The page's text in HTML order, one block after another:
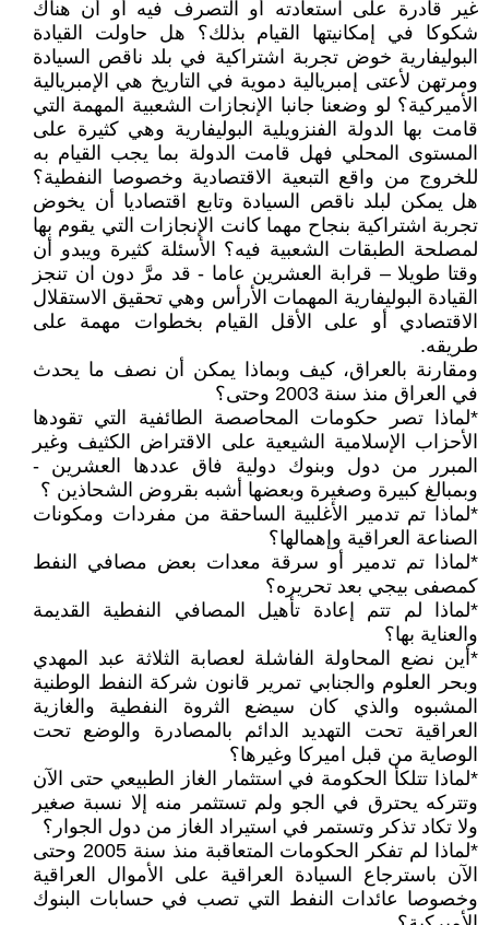
غير قادرة على استعادته أو التصرف فيه أو أن هناك
شكوكا في إمكانيتها القيام بذلك؟ هل حاولت القيادة
البوليفارية خوض تجربة اشتراكية في بلد ناقص السيادة
ومرتهن لأعتى إمبريالية دموية في التاريخ هي الإمبريالية
الأميركية؟ لو وضعنا جانبا الإنجازات الشعبية المهمة التي
قامت بها الدولة الفنزويلية البوليفارية وهي كثيرة على
المستوى المحلي فهل قامت الدولة بما يجب القيام به
للخروج من واقع التبعية الاقتصادية وخصوصا النفطية؟
هل يمكن لبلد ناقص السيادة وتابع اقتصاديا أن يخوض
تجربة اشتراكية بنجاح مهما كانت الإنجازات التي يقوم بها
لمصلحة الطبقات الشعبية فيه؟ الأسئلة كثيرة ويبدو أن
وقتا طويلا – قرابة العشرين عاما - قد مرَّ دون ان تنجز
القيادة البوليفارية المهمات الأرأس وهي تحقيق الاستقلال
الاقتصادي أو على الأقل القيام بخطوات مهمة على
طريقه.
ومقارنة بالعراق، كيف وبماذا يمكن أن نصف ما يحدث
في العراق منذ سنة 2003 وحتى؟
*لماذا تصر حكومات المحاصصة الطائفية التي تقودها
الأحزاب الإسلامية الشيعية على الاقتراض الكثيف وغير
المبرر من دول وبنوك دولية فاق عددها العشرين -
وبمبالغ كبيرة وصغيرة وبعضها أشبه بقروض الشحاذين ؟
*لماذا تم تدمير الأغلبية الساحقة من مفردات ومكونات
الصناعة العراقية وإهمالها؟
*لماذا تم تدمير أو سرقة معدات بعض مصافي النفط
كمصفى بيجي بعد تحريره؟
*لماذا لم تتم إعادة تأهيل المصافي النفطية القديمة
والعناية بها؟
*أين نضع المحاولة الفاشلة لعصابة الثلاثة عبد المهدي
وبحر العلوم والجنابي تمرير قانون شركة النفط الوطنية
المشبوه والذي كان سيضع الثروة النفطية والغازية
العراقية تحت التهديد الدائم بالمصادرة والوضع تحت
الوصاية من قبل اميركا وغيرها؟
*لماذا تتلكأ الحكومة في استثمار الغاز الطبيعي حتى الآن
وتتركه يحترق في الجو ولم تستثمر منه إلا نسبة صغير
ولا تكاد تذكر وتستمر في استيراد الغاز من دول الجوار؟
*لماذا لم تفكر الحكومات المتعاقبة منذ سنة 2005 وحتى
الآن باسترجاع السيادة العراقية على الأموال العراقية
وخصوصا عائدات النفط التي تصب في حسابات البنوك